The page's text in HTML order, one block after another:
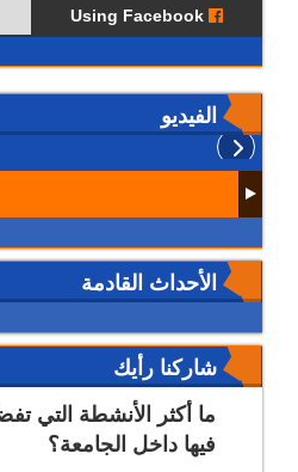
الفيديو
الأحداث القادمة
شاركنا رأيك
ما أكثر الأنشطة التي
فيها داخل الجامعة؟